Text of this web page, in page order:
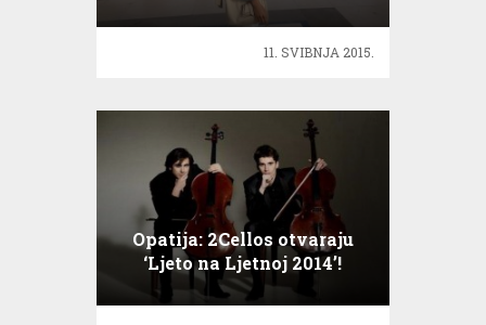
prtljaga!
11. SVIBNJA 2015.
Opatija: 2Cellos otvaraju
‘Ljeto na Ljetnoj 2014’!